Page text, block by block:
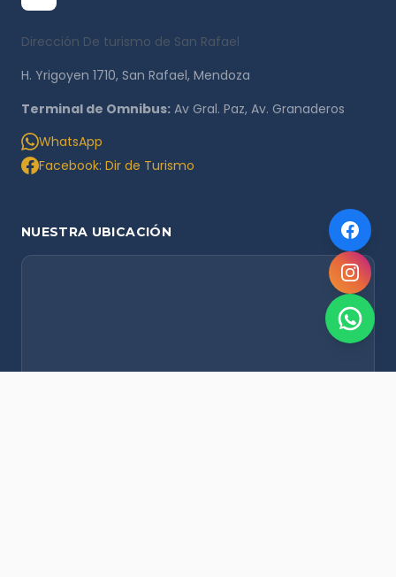
Dirección De turismo de San Rafael
H. Yrigoyen 1710, San Rafael, Mendoza
Terminal de Omnibus: Av Gral. Paz, Av. Granaderos
WhatsApp
Facebook: Dir de Turismo
NUESTRA UBICACIÓN